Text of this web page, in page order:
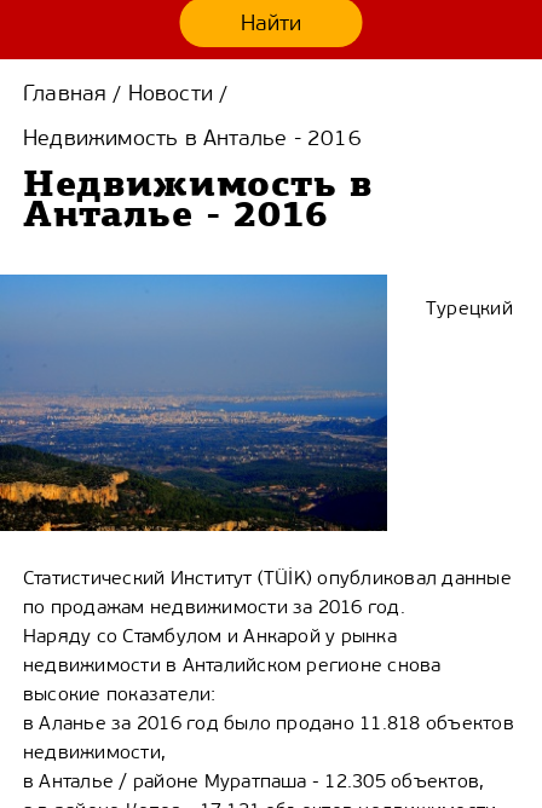
Найти
Главная / Новости /
Недвижимость в Анталье - 2016
Недвижимость в
Анталье - 2016
Турецкий
Статистический Институт (TÜİK) опубликовал данные
по продажам недвижимости за 2016 год.
Наряду со Стамбулом и Анкарой у рынка
недвижимости в Анталийском регионе снова
высокие показатели:
в Аланье за 2016 год было продано 11.818 объектов
недвижимости,
в Анталье / районе Муратпаша - 12.305 объектов,